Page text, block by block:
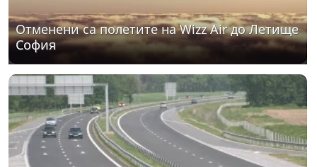
Отменени са полетите на Wizz Air до Летище
София